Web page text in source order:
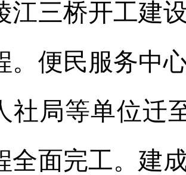
江三桥开工建
。便民服务中
社局等单位迁
全面完工。建